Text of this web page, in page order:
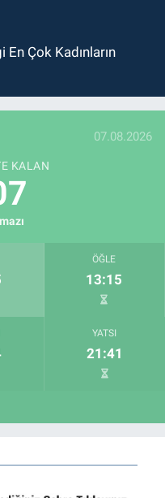
Çok Kadınların
07.08.2026
KALAN
ÖĞLE
13:15
YATSI
21:41